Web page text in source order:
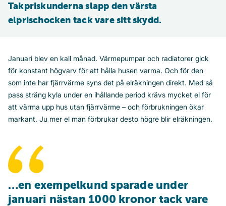
Takpriskunderna slapp den värsta
elprischocken tack vare sitt skydd.
Januari blev en kall månad. Värmepumpar och radiatorer gick
för konstant högvarv för att hålla husen varma. Och för den
som inte har fjärrvärme syns det på elräkningen direkt. Med så
pass sträng kyla under en ihållande period krävs mycket el för
att värma upp hus utan fjärrvärme – och förbrukningen ökar
markant. Ju mer el man förbrukar desto högre blir elräkningen.
…en exempelkund sparade under
januari nästan 1000 kronor tack vare